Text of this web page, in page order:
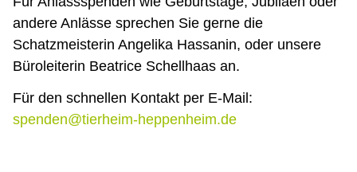
andere Anlässe sprechen Sie gerne die
Schatzmeisterin Angelika Hassanin, oder unsere
Büroleiterin Beatrice Schellhaas an.
Für den schnellen Kontakt per E-Mail:
spenden@tierheim-heppenheim.de